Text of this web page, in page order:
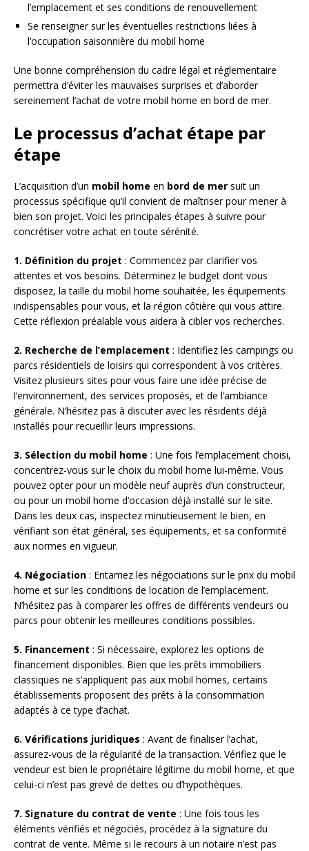
l’emplacement et ses conditions de renouvellement
Se renseigner sur les éventuelles restrictions liées à
l’occupation saisonnière du mobil home
Une bonne compréhension du cadre légal et réglementaire
permettra d’éviter les mauvaises surprises et d’aborder
sereinement l’achat de votre mobil home en bord de mer.
Le processus d’achat étape par
étape
L’acquisition d’un mobil home en bord de mer suit un
processus spécifique qu’il convient de maîtriser pour mener à
bien son projet. Voici les principales étapes à suivre pour
concrétiser votre achat en toute sérénité.
1. Définition du projet : Commencez par clarifier vos
attentes et vos besoins. Déterminez le budget dont vous
disposez, la taille du mobil home souhaitée, les équipements
indispensables pour vous, et la région côtière qui vous attire.
Cette réflexion préalable vous aidera à cibler vos recherches.
2. Recherche de l’emplacement : Identifiez les campings ou
parcs résidentiels de loisirs qui correspondent à vos critères.
Visitez plusieurs sites pour vous faire une idée précise de
l’environnement, des services proposés, et de l’ambiance
générale. N’hésitez pas à discuter avec les résidents déjà
installés pour recueillir leurs impressions.
3. Sélection du mobil home : Une fois l’emplacement choisi,
concentrez-vous sur le choix du mobil home lui-même. Vous
pouvez opter pour un modèle neuf auprès d’un constructeur,
ou pour un mobil home d’occasion déjà installé sur le site.
Dans les deux cas, inspectez minutieusement le bien, en
vérifiant son état général, ses équipements, et sa conformité
aux normes en vigueur.
4. Négociation : Entamez les négociations sur le prix du mobil
home et sur les conditions de location de l’emplacement.
N’hésitez pas à comparer les offres de différents vendeurs ou
parcs pour obtenir les meilleures conditions possibles.
5. Financement : Si nécessaire, explorez les options de
financement disponibles. Bien que les prêts immobiliers
classiques ne s’appliquent pas aux mobil homes, certains
établissements proposent des prêts à la consommation
adaptés à ce type d’achat.
6. Vérifications juridiques : Avant de finaliser l’achat,
assurez-vous de la régularité de la transaction. Vérifiez que le
vendeur est bien le propriétaire légitime du mobil home, et que
celui-ci n’est pas grevé de dettes ou d’hypothèques.
7. Signature du contrat de vente : Une fois tous les
éléments vérifiés et négociés, procédez à la signature du
contrat de vente. Même si le recours à un notaire n’est pas